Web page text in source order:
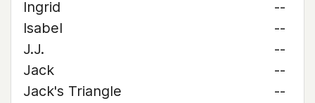
Ingrid
--
Isabel
--
J.J.
--
Jack
--
Jack's Triangle
--